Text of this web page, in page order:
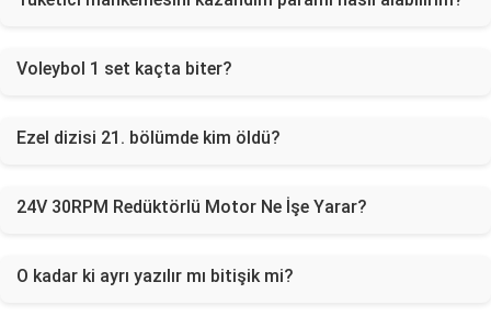
Voleybol 1 set kaçta biter?
Ezel dizisi 21. bölümde kim öldü?
24V 30RPM Redüktörlü Motor Ne İşe Yarar?
O kadar ki ayrı yazılır mı bitişik mi?